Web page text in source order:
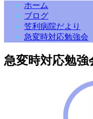
ホーム
ブログ
笠利病院だより
急変時対応勉強会
急変時対応勉強